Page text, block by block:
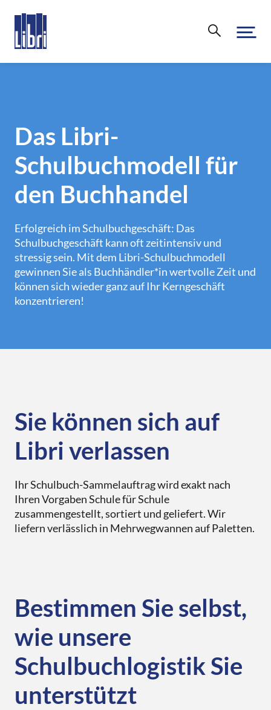
Nachhaltigkeit & Compliance
Leseförderung
Karriere
Kontakt
Downloads
Für den Handel
Leistungsübersicht
Großhandel
Transport
Produkte
Übersicht
Mein Libri
Services
Libri.Campus
Gründung & Nachfolge
Für Verlage
Übersicht
eBooks
Verkaufsförderung
Für Autor*innen
Aktuelles & Events
Presse
DE EN
Das Libri-
Schulbuchmodell für
den Buchhandel
Erfolgreich im Schulbuchgeschäft: Das
Schulbuchgeschäft kann oft zeitintensiv und
stressig sein. Mit dem Libri-Schulbuchmodell
gewinnen Sie als Buchhändler*in wertvolle Zeit und
können sich wieder ganz auf Ihr Kerngeschäft
konzentrieren!
Sie können sich auf
Libri verlassen
Ihr Schulbuch-Sammelauftrag wird exakt nach
Ihren Vorgaben Schule für Schule
zusammengestellt, sortiert und geliefert. Wir
liefern verlässlich in Mehrwegwannen auf Paletten.
Bestimmen Sie selbst,
wie unsere
Schulbuchlogistik Sie
unterstützt